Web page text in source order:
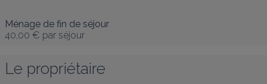
Ménage de fin de séjour
40,00 € par séjour
Le propriétaire